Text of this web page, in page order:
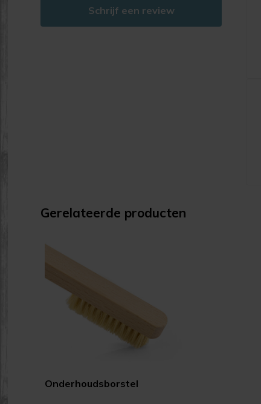
Schrijf een review
Gerelateerde producten
Onderhoudsborstel